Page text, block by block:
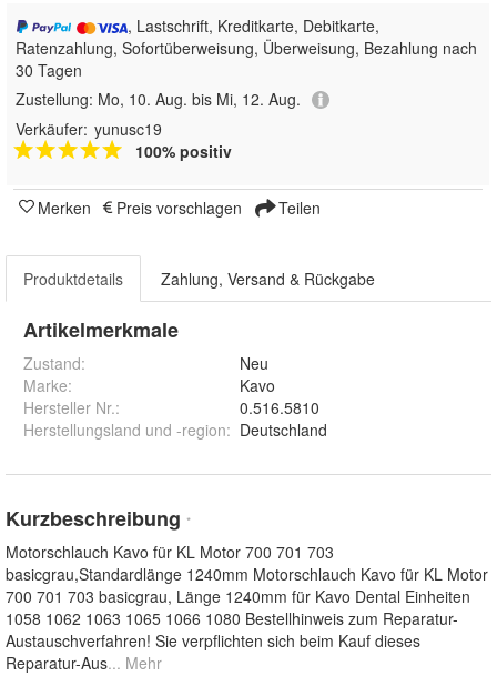
, Lastschrift, Kreditkarte, Debitkarte,
Ratenzahlung, Sofortüberweisung, Überweisung, Bezahlung nach
30 Tagen
Zustellung: Mo, 10. Aug. bis Mi, 12. Aug.
Verkäufer: yunusc19
100% positiv
Merken Preis vorschlagen Teilen
Produktdetails Zahlung, Versand & Rückgabe
Artikelmerkmale
Zustand:
Neu
Marke:
Kavo
Hersteller Nr.:
0.516.5810
Herstellungsland und -region: Deutschland
Kurzbeschreibung *
Motorschlauch Kavo für KL Motor 700 701 703
basicgrau,Standardlänge 1240mm Motorschlauch Kavo für KL Motor
700 701 703 basicgrau, Länge 1240mm für Kavo Dental Einheiten
1058 1062 1063 1065 1066 1080 Bestellhinweis zum Reparatur-
Austauschverfahren! Sie verpflichten sich beim Kauf dieses
Reparatur-Aus... Mehr